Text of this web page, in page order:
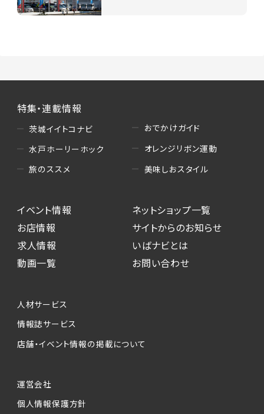
特集・連載情報
茨城イイトコナビ
水戸ホーリーホック
旅のススメ
おでかけガイド
オレンジリボン運動
美味しおスタイル
イベント情報
お店情報
求人情報
動画一覧
ネットショップ一覧
サイトからのお知らせ
いばナビとは
お問い合わせ
人材サービス
情報誌サービス
店舗・イベント情報の掲載について
運営会社
個人情報保護方針